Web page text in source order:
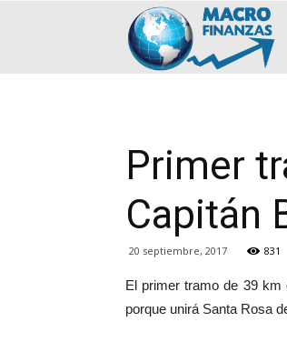
Primer
Capitán
20 septiembre, 2017 831
El primer tramo de 39 km
porque unirá Santa Rosa